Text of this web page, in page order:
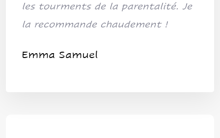
les tourments de la parentalité. Je
la recommande chaudement !
Emma Samuel